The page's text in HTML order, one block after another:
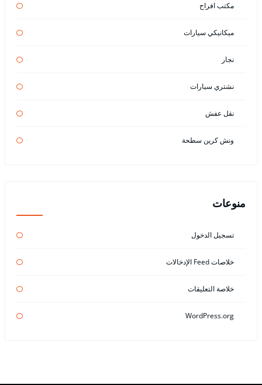
مكتب افراح
ميكانيكي سيارات
نجار
نشتري سيارات
نقل عفش
ونش كرين سطحة
منوعات
تسجيل الدخول
خلاصات Feed الإدخالات
خلاصة التعليقات
WordPress.org